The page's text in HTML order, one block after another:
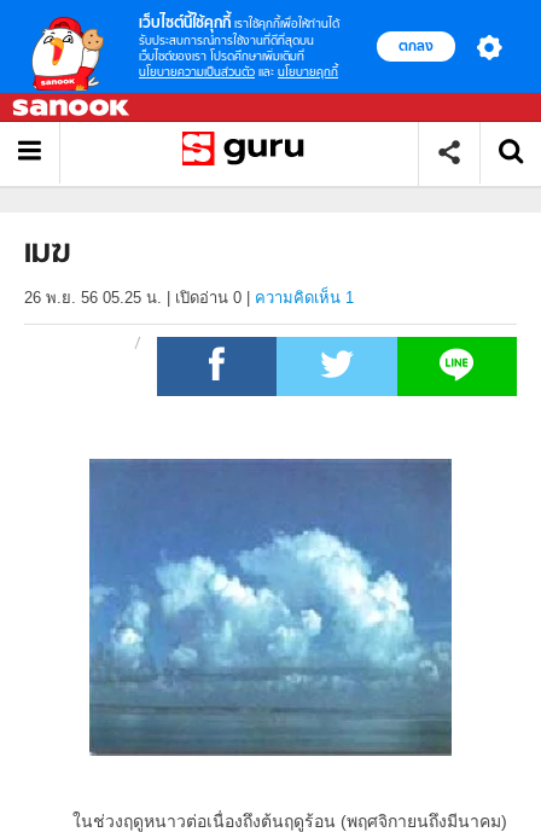
เว็บไซต์นี้ใช้คุกกี้ เราใช้คุกกี้เพื่อให้ท่านได้
รับประสบการณ์การใช้งานที่ดีที่สุดบน
เว็บไซต์ของเรา โปรดศึกษาเพิ่มเติมที่
นโยบายความเป็นส่วนตัว และ นโยบายคุกกี้
ตกลง
เมฆ
26 พ.ย. 56 05.25 น. เปิดอ่าน 0 ความคิดเห็น 1
ในช่วงฤดูหนาวต่อเนื่องถึงต้นฤดูร้อน (พฤศจิกายนถึงมีนาคม)